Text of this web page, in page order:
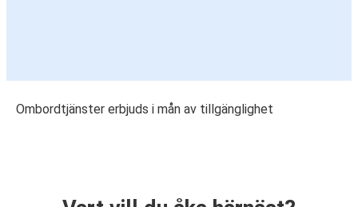
Ombordtjänster erbjuds i mån av tillgänglighet